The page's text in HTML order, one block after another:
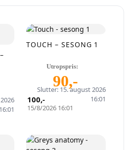
16:01
Slutter: 15. august 2026
16:01
TOUCH – SESONG 1
Utropspris:
90,-
15/8/2026 16:01
100,-
– helt